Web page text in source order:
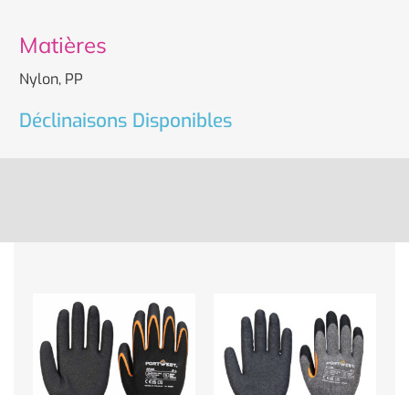
Matières
Nylon, PP
Déclinaisons Disponibles